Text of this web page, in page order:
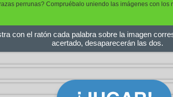
perrunas? Compruébalo uniendo las imágenes con los
con el ratón cada palabra sobre la imagen
acertado, desaparecerán las dos.